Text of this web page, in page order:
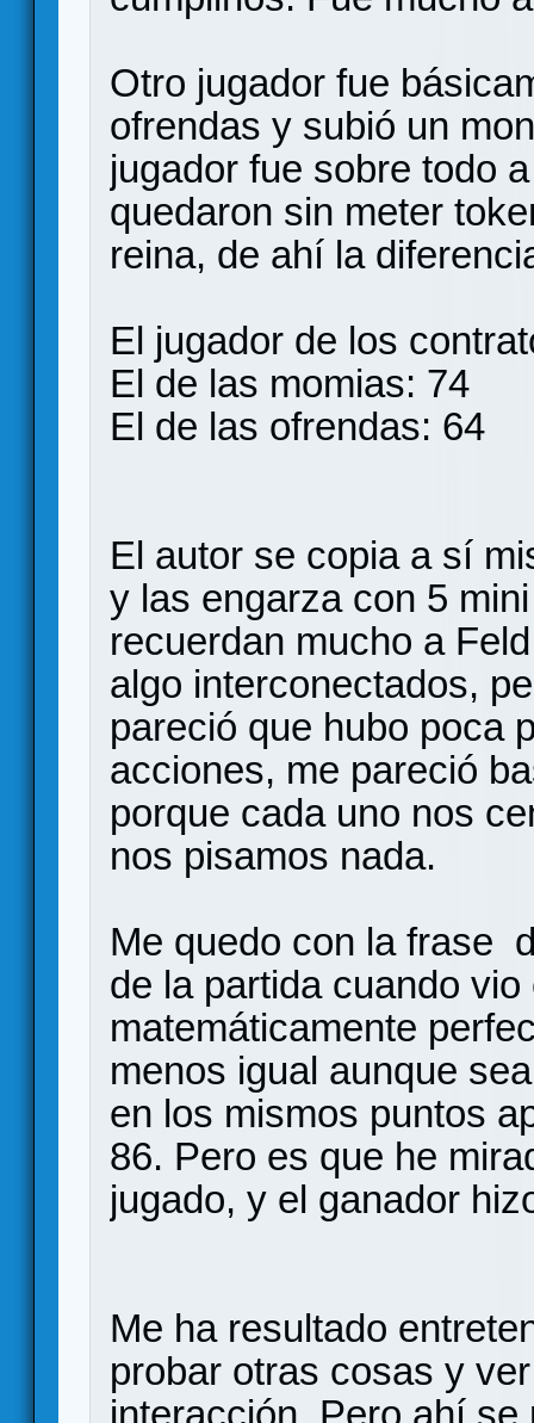
Otro jugador fue
ofrendas y subió un
jugador fue sobre todo
quedaron sin meter
reina, de ahí la
El jugador de los
El de las momias: 74
El de las ofrendas: 64
El autor se copia a sí
y las engarza con 5
recuerdan mucho a
algo interconectados,
pareció que hubo poca
acciones, me pareció
porque cada uno nos
nos pisamos nada.
Me quedo con la frase
de la partida cuando
matemáticamente
menos igual aunque
en los mismos puntos
86. Pero es que he
jugado, y el ganador
Me ha resultado
probar otras cosas y
interacción. Pero ahí se